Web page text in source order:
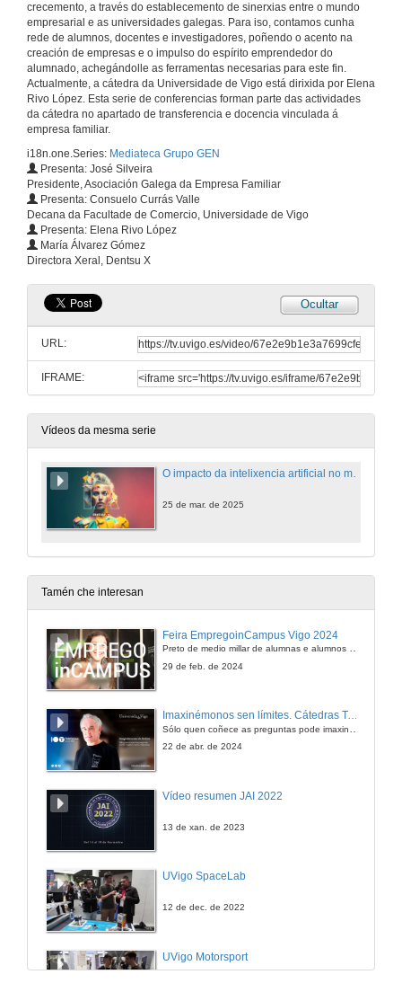
crecemento, a través do establecemento de sinerxias entre o mundo
empresarial e as universidades galegas. Para iso, contamos cunha
rede de alumnos, docentes e investigadores, poñendo o acento na
creación de empresas e o impulso do espírito emprendedor do
alumnado, achegándolle as ferramentas necesarias para este fin.
Actualmente, a cátedra da Universidade de Vigo está dirixida por Elena
Rivo López. Esta serie de conferencias forman parte das actividades
da cátedra no apartado de transferencia e docencia vinculada á
empresa familiar.
i18n.one.Series: Mediateca Grupo GEN
Presenta: José Silveira
Presidente, Asociación Galega da Empresa Familiar
Presenta: Consuelo Currás Valle
Decana da Facultade de Comercio, Universidade de Vigo
Presenta: Elena Rivo López
María Álvarez Gómez
Directora Xeral, Dentsu X
Ocultar
URL:
IFRAME:
Vídeos da mesma serie
O impacto da intelixencia artificial no marketing empresarial
25 de mar. de 2025
Tamén che interesan
Feira EmpregoinCampus Vigo 2024
Preto de medio millar de alumnas e alumnos buscan coñecer máis de preto as oportunidades que lles achegan as arredor de medio cento de empresas que participan na edición viguesa da feira. Xunto coa visita aos stands, durante a feria desenvólvense varias actividades complementarias, como obradoiros, conversas, mesas redondas ou o pasaporte de empregabilidade, un espazo no que poderán recibir asesoramento sobre o seu CV.
29 de feb. de 2024
Imaxinémonos sen límites. Cátedras Telefónica
22 de abr. de 2024
Vídeo resumen JAI 2022
13 de xan. de 2023
UVigo SpaceLab
12 de dec. de 2022
UVigo Motorsport